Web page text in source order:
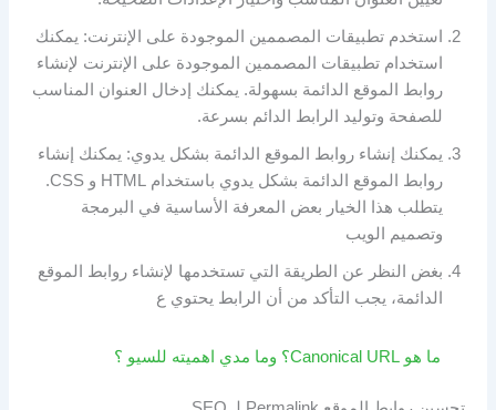
استخدم تطبيقات المصممين الموجودة على الإنترنت: يمكنك
استخدام تطبيقات المصممين الموجودة على الإنترنت لإنشاء
روابط الموقع الدائمة بسهولة. يمكنك إدخال العنوان المناسب
للصفحة وتوليد الرابط الدائم بسرعة.
يمكنك إنشاء روابط الموقع الدائمة بشكل يدوي: يمكنك إنشاء
روابط الموقع الدائمة بشكل يدوي باستخدام HTML و CSS.
يتطلب هذا الخيار بعض المعرفة الأساسية في البرمجة
وتصميم الويب
بغض النظر عن الطريقة التي تستخدمها لإنشاء روابط الموقع
الدائمة، يجب التأكد من أن الرابط يحتوي ع
ما هو Canonical URL؟ وما مدي اهميته للسيو ؟